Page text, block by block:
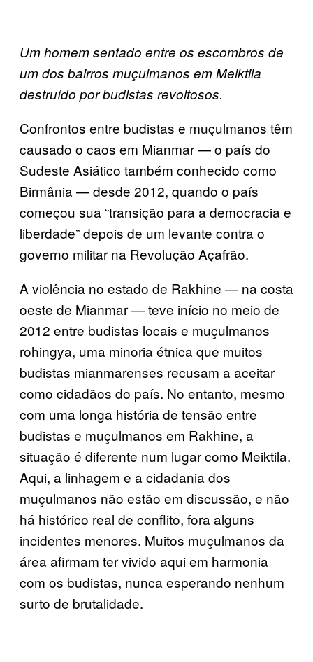
Um homem sentado entre os escombros de
um dos bairros muçulmanos em Meiktila
destruído por budistas revoltosos.
Confrontos entre budistas e muçulmanos têm
causado o caos em Mianmar — o país do
Sudeste Asiático também conhecido como
Birmânia — desde 2012, quando o país
começou sua “transição para a democracia e
liberdade” depois de um levante contra o
governo militar na Revolução Açafrão.
A violência no estado de Rakhine — na costa
oeste de Mianmar — teve início no meio de
2012 entre budistas locais e muçulmanos
rohingya, uma minoria étnica que muitos
budistas mianmarenses recusam a aceitar
como cidadãos do país. No entanto, mesmo
com uma longa história de tensão entre
budistas e muçulmanos em Rakhine, a
situação é diferente num lugar como Meiktila.
Aqui, a linhagem e a cidadania dos
muçulmanos não estão em discussão, e não
há histórico real de conflito, fora alguns
incidentes menores. Muitos muçulmanos da
área afirmam ter vivido aqui em harmonia
com os budistas, nunca esperando nenhum
surto de brutalidade.